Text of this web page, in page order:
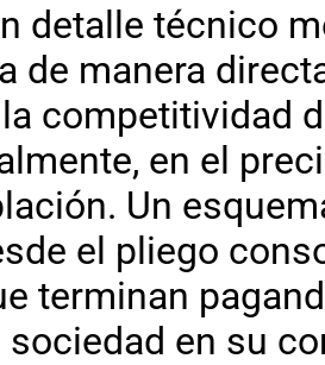
detalle técnico
de manera
competitividad
en el
Un
el pliego
terminan
en su